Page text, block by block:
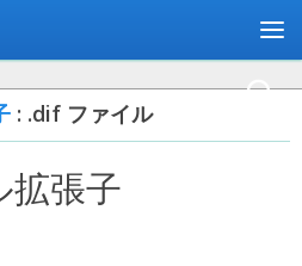
: .dif ファイル
拡張子